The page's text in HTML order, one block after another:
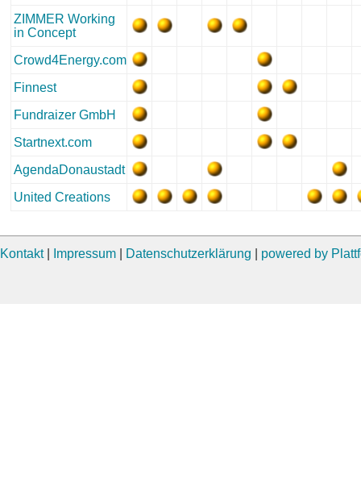
ZIMMER Working
in Concept
Crowd4Energy.com
Finnest
Fundraizer GmbH
Startnext.com
AgendaDonaustadt
United Creations
Kontakt| Impressum Datenschutzerklärung powered by